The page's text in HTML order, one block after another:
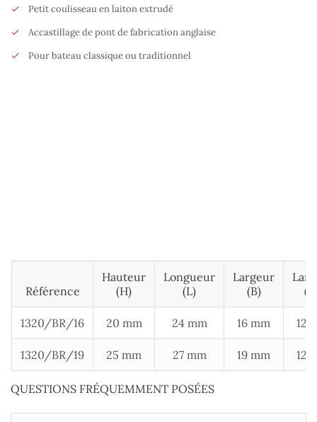
Petit coulisseau en laiton extrudé
Accastillage de pont de fabrication anglaise
Pour bateau classique ou traditionnel
Référence
Hauteur
(H)
Longueur
(L)
Largeur
(B)
1320/BR/16 20 mm 24 mm 16 mm 12
1320/BR/19 25 mm 27 mm 19 mm 12
QUESTIONS FRÉQUEMMENT POSÉES